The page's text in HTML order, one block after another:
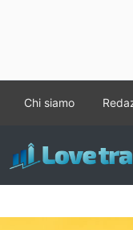
contenuto
Chi siamo